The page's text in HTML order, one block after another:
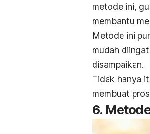
metode ini,
membantu
Metode ini
mudah
disampaikan.
Tidak hanya
membuat
6.